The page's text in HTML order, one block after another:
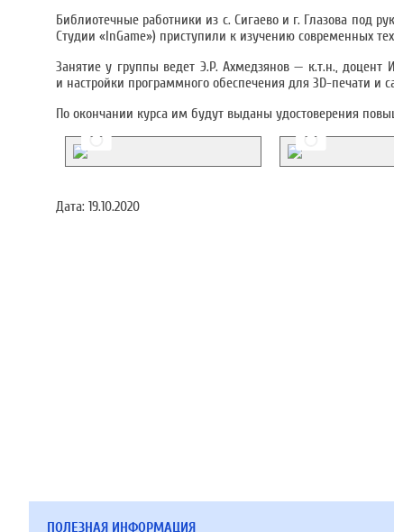
Библиотечные работники из с. Сигаево и г. Глазова под
Студии «InGame») приступили к изучению современных
Занятие у группы ведет Э.Р. Ахмедзянов — к.т.н.,
и настройки программного обеспечения для 3D-печати и
По окончании курса им будут выданы удостоверения
Дата: 19.10.2020
ПОЛЕЗНАЯ ИНФОРМАЦИЯ